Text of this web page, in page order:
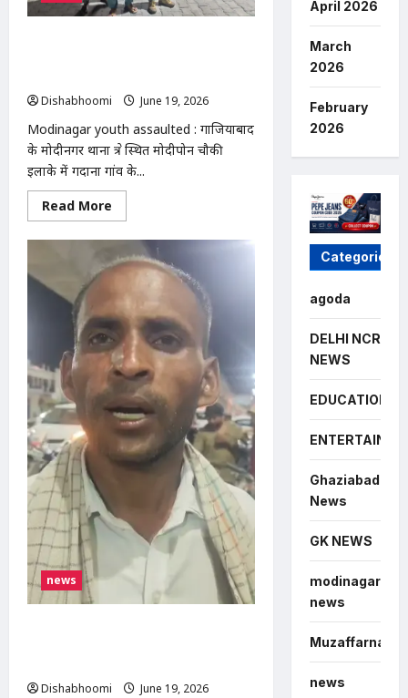
उठाई
हुए
रवाना
Dishabhoomi
June 19, 2026
Modinagar youth assaulted : गाजियाबाद
के मोदीनगर थाना क्षेत्र स्थित मोदीपोन चौकी
इलाके में गदाना गांव के...
Read More
more
मोदीनगर
में
युवक
गदाना
गांव
के
पास
कार
सवार
चार
लोगों
ने
लाठी-
डंडों
पीटा,
दोनों
गंभीर
चोट
news
Dishabhoomi
June 19, 2026
April 2026
March
2026
February
2026
Categories
agoda
DELHI NCR
NEWS
EDUCATION
Ghaziabad
News
GK NEWS
modinagar
news
Muzaffarnagar
news